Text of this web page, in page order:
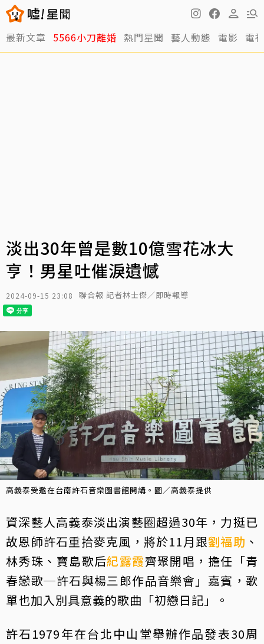
最新文章 5566小刀離婚 熱門星聞 藝人動態 電影 電
淡出30年曾是數10億雪花冰大
亨！男星吐催淚遺憾
2024-09-15 23:08 聯合報 記者林士傑／即時報導
高義泰受邀在台南許石音樂圖書館開講。圖／高義泰提供
資深藝人高義泰淡出演藝圈超過30年，力挺已
故恩師許石重拾麥克風，將於11月跟劉福助 、
林秀珠、寶島歌后紀露霞齊聚開唱，擔任「青
春戀歌─許石與楊三郎作品音樂會」嘉賓，歌
單也加入別具意義的歌曲「初戀日記」。
許石1979年在台北中山堂舉辦作品發表30周